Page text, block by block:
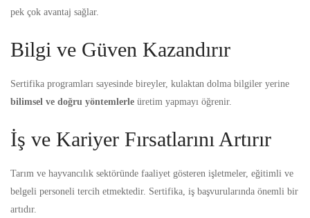
pek çok avantaj sağlar.
Bilgi ve Güven Kazandırır
Sertifika programları sayesinde bireyler, kulaktan dolma bilgiler yerine
bilimsel ve doğru yöntemlerle üretim yapmayı öğrenir.
İş ve Kariyer Fırsatlarını Artırır
Tarım ve hayvancılık sektöründe faaliyet gösteren işletmeler, eğitimli ve
belgeli personeli tercih etmektedir. Sertifika, iş başvurularında önemli bir
artıdır.